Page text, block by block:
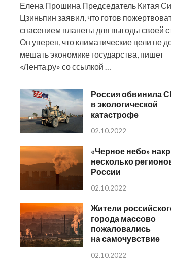
Елена Прошина Председатель Китая Си
Цзиньпин заявил, что готов
спасением планеты для выгоды своей
Он уверен, что климатические цели не
мешать экономике государства, пишет
«Лента.ру» со ссылкой …
Россия обвинила
в экологической
катастрофе
02.10.2022
«Черное небо»
несколько
России
02.10.2022
Жители
города массово
пожаловались
на самочувствие
02.10.2022